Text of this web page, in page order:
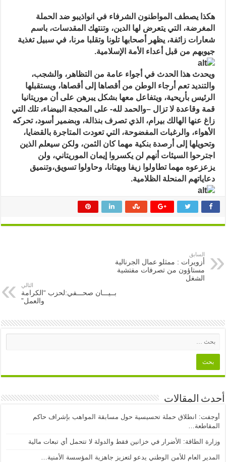
هكذا يصطف المواطنون الشرفاء في انواذيبو ضد الحملة
المغرضة، التي يتعرض لها الدين، وتنتهك المقدسات، باسم
شعارات زائفة، يظهر أصحابها تلونا وتقلبا مرنا، في سبيل تغذية
جيوبهم من قبل أعداء الأمة الإسلامية.
ويحدث هذا الحدث في أجواء عامة من التظاهر، والشجب،
والتنديد تعم أرجاء الوطن من أقصاها إلى أقصاها، ويستقبلها
الرئيس بأريحية، ويتفاعل معها بشكل يبرهن على أن موريتانيا
قمة وقاعدة لا تزال –والحمد لله- على المحجة البيضاء، تلك التي
زاغ عنها الهالك بيرام، الذي تصرف بنذالة، وبضمير أسود، تحركه
الأهواء، والرغبات المفضوحة، التي تعودت المتاجرة بالقضايا،
وتحويلها إلى أرصدة بنكية مهما كان الثمن، ولكن سيعلم الذين
اجترحوا السيئات أنهم لن يكسروا إيمان الموريتاني، ولن
يزعزعوه مهما تطاولوا زيفا وبهتانا، وحاولوا تسويق،وتنميق
دعاياتهم المنحلة الظلامية.
السابق
أزويرات : ممثلو عمال الجرنالية
مستاؤون من تصرفات مفتشية
الشغل
التالي
بــيـــان صحـــفي:لحزب “الكرامة
والعمل”
أحدث المقالات
أوجفت: انطلاق حملة تحسيسية حول مسابقة المواهب بإشراف حاكم
المقاطعة…
وزارة الطاقة: الأضرار في خزانين فقط والدولة لا تتحمل أي تبعات مالية
المدير العام للأمن الوطني يدعو لتعزيز جاهزية المؤسسة الأمنية…